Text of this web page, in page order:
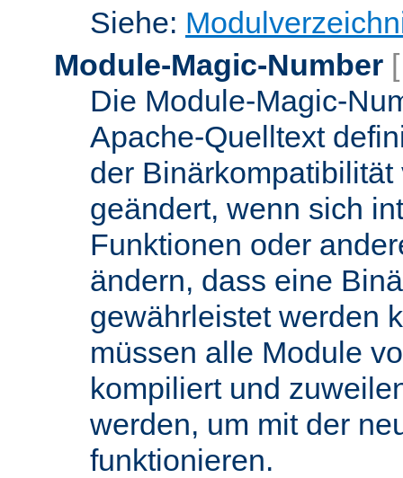
Siehe:
Module-Magic-Number
Die Module-Magic-
Apache-Quelltext
der
geändert, wenn sich
Funktionen oder
ändern, dass eine
gewährleistet werden
müssen alle Module
kompiliert und
werden, um mit der
funktionieren.